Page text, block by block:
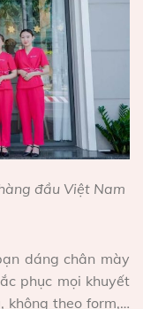
đầu Việt Nam
dáng chân mày
phục mọi khuyết
không theo form,…